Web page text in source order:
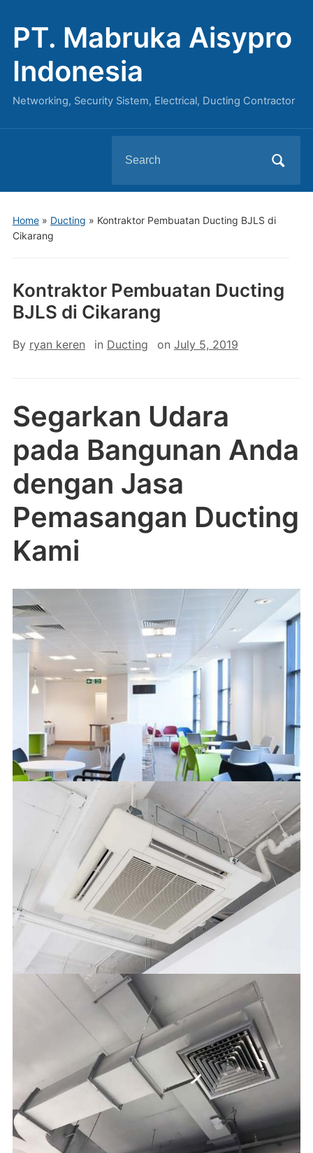
PT. Mabruka Aisypro
Indonesia
Networking, Security Sistem, Electrical, Ducting Contractor
for:
Home» Ducting » Kontraktor Pembuatan Ducting BJLS di
Cikarang
Kontraktor Pembuatan Ducting
BJLS di Cikarang
By ryan keren in Ducting on July 5, 2019
Segarkan Udara
pada Bangunan Anda
dengan Jasa
Pemasangan Ducting
Kami